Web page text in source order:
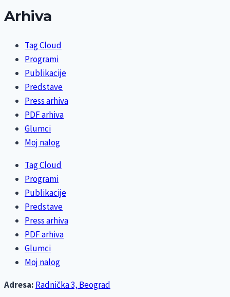
Arhiva
Tag Cloud
Programi
Publikacije
Predstave
Press arhiva
PDF arhiva
Glumci
Moj nalog
Tag Cloud
Programi
Publikacije
Predstave
Press arhiva
PDF arhiva
Glumci
Moj nalog
Adresa: Radnička 3, Beograd